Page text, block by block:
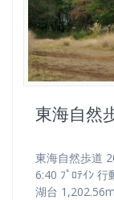
東海自然
東海自然歩道
6:40 ﾌﾟﾛﾃｲﾝ
湖台